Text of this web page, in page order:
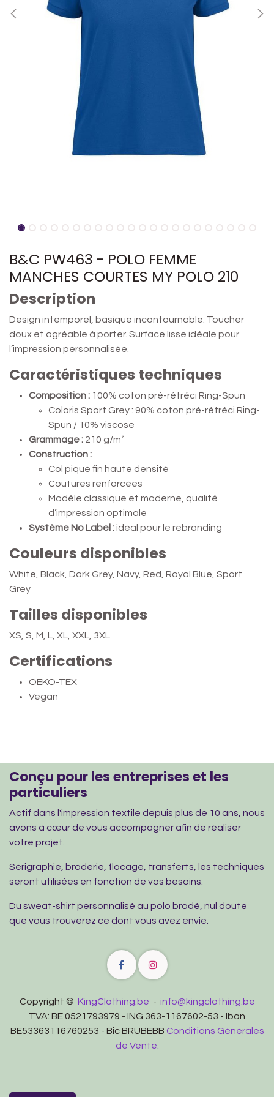
B&C PW463 - POLO FEMME
MANCHES COURTES MY POLO 210
Description
Design intemporel, basique incontournable. Toucher
doux et agréable à porter. Surface lisse idéale pour
l’impression personnalisée.
Caractéristiques techniques
Composition : 100% coton pré-rétréci Ring-Spun
Coloris Sport Grey : 90% coton pré-rétréci Ring-
Spun / 10% viscose
Grammage : 210 g/m²
Construction :
Col piqué fin haute densité
Coutures renforcées
Modèle classique et moderne, qualité
d’impression optimale
Système No Label :idéal pour le rebranding
Couleurs disponibles
White, Black, Dark Grey, Navy, Red, Royal Blue, Sport
Grey
Tailles disponibles
XS, S, M, L, XL, XXL, 3XL
Certifications
OEKO-TEX
Vegan
Conçu pour les entreprises et les
particuliers
Actif dans l'impression textile depuis plus de 10 ans, nous
avons à cœur de vous accompagner afin de réaliser
votre projet.
Sérigraphie, broderie, flocage, transferts, les techniques
seront utilisées en fonction de vos besoins.
Du sweat-shirt personnalisé au polo brodé, nul doute
que vous trouverez ce dont vous avez envie.
Copyright © KingClothing.be - info@kingclothing.be
TVA: BE 0521793979 - ING 363-1167602-53 - Iban
BE53363116760253 - Bic BRUBEBB Conditions Générales
de Vente.